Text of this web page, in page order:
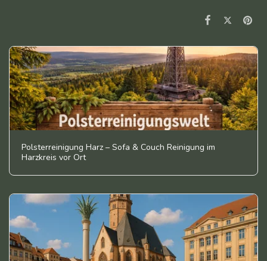
Polsterreinigung Harz – Sofa & Couch Reinigung im
Harzkreis vor Ort